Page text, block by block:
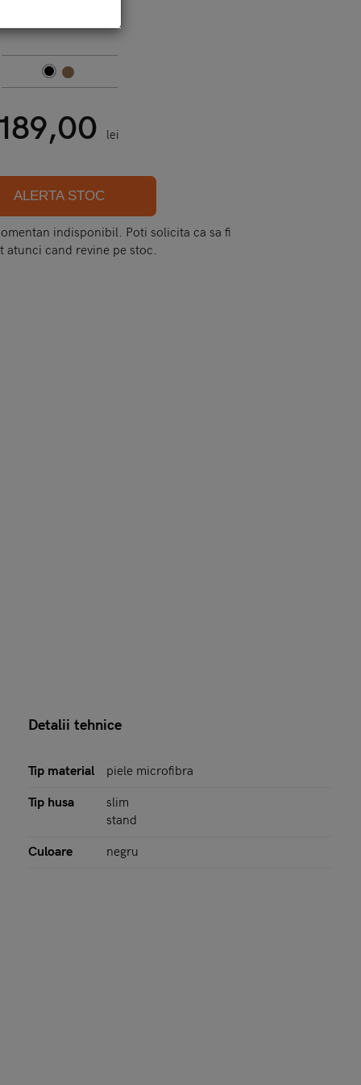
189,00 lei
ALERTA STOC
indisponibil. Poti solicita ca sa fi
atunci cand revine pe stoc.
Detalii tehnice
Tip material piele microfibra
Tip husa
slim
stand
Culoare negru